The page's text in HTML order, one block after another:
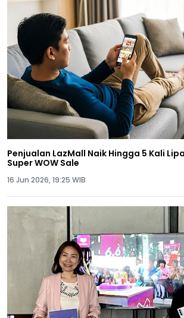
Penjualan LazMall Naik Hingga 5 Kali
Super WOW Sale
16 Jun 2026, 19:25 WIB